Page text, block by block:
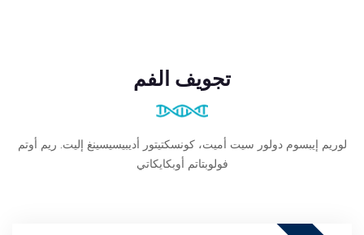
تجويف الفم
لوريم إيبسوم دولور سيت أميت، كونسكتيتور أديبيسيسينغ إليت. ريم أوتم
فولوبتاتم أوبكايكاتي